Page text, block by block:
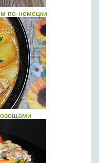
по-немецки